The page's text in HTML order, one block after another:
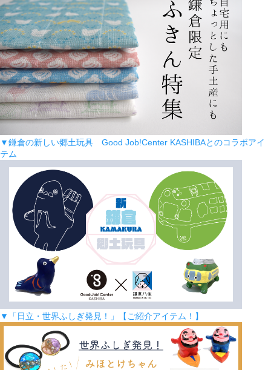
▼鎌倉の新しい郷土玩具 Good Job!Center KASHIBAとのコラボアイ
テム
▼「日立・世界ふしぎ発見！」【ご紹介アイテム！】